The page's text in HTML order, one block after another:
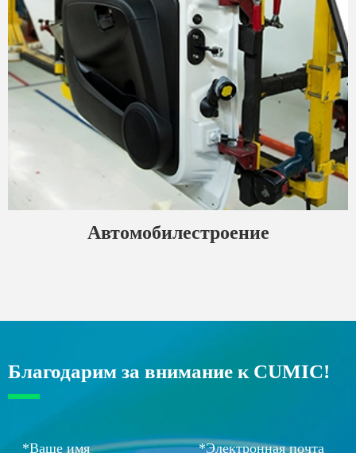
Автомобилестроение
Благодарим за внимание к CUMIC!